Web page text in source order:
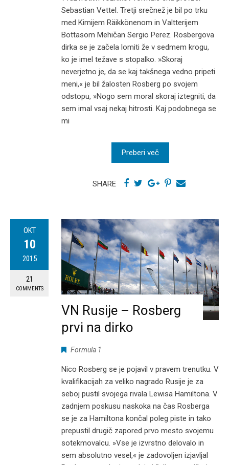
Sebastian Vettel. Tretji srečnež je bil po trku
med Kimijem Räikkönenom in Valtterijem
Bottasom Mehičan Sergio Perez. Rosbergova
dirka se je začela lomiti že v sedmem krogu,
ko je imel težave s stopalko. »Skoraj
neverjetno je, da se kaj takšnega vedno pripeti
meni,« je bil žalosten Rosberg po svojem
odstopu, »Nogo sem moral skoraj iztegniti, da
sem imal vsaj nekaj hitrosti. Kaj podobnega se
mi
Preberi več
SHARE
OKT
10
2015
21
COMMENTS
VN Rusije – Rosberg
prvi na dirko
Formula 1
Nico Rosberg se je pojavil v pravem trenutku. V
kvalifikacijah za veliko nagrado Rusije je za
seboj pustil svojega rivala Lewisa Hamiltona. V
zadnjem poskusu naskoka na čas Rosberga
se je za Hamiltona končal poleg piste in tako
prepustil drugič zapored prvo mesto svojemu
sotekmovalcu. »Vse je izvrstno delovalo in
sem absolutno vesel,« je zadovoljen izjavljal